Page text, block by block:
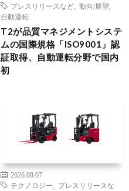
プレスリリースなど
動向/展望
自動運転
T2が品質マネジメントシステ
ムの国際規格「ISO9001」認
証取得、自動運転分野で国内
初
2026.08.07
テクノロジー
プレスリリースな